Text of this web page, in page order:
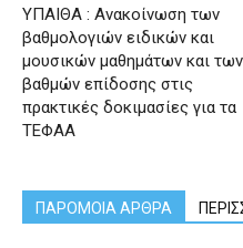
ΥΠΑΙΘΑ : Ανακοίνωση των
βαθμολογιών ειδικών και
μουσικών μαθημάτων και των
βαθμών επίδοσης στις
πρακτικές δοκιμασίες για τα
ΤΕΦΑΑ
ΠΑΡΟΜΟΙΑ ΑΡΘΡΑ